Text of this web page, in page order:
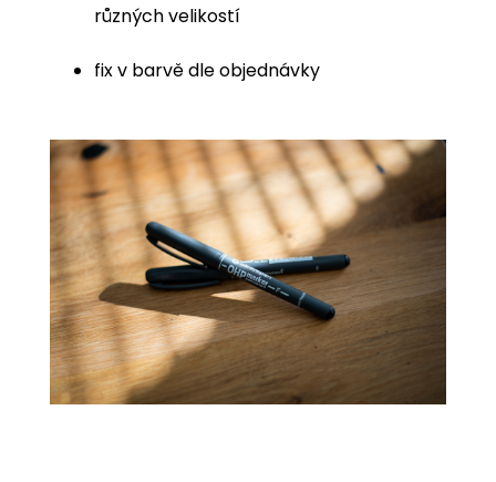
různých velikostí
fix v barvě dle objednávky